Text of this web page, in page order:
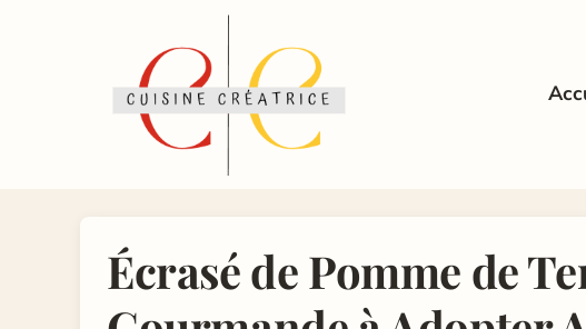
Écrasé de Pomme de